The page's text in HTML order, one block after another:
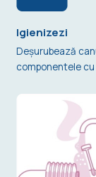
Igienizezi
Deşurubează
componentele